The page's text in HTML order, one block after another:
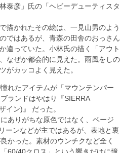
泰彦」氏の「ヘビーデューティスタ
描かれたその絵は、一見山男のよう
ではあるが、青森の田舎のおっさん
違っていた。小林氏の描く「アウト
なぜか都会的に見えた。雨風をしの
がカッコよく見えた。
れたアイテムが「マウンテンパー
ランドはやはり『SIERRA
イン)』 だった。
ありがちな原色ではなく、ベージ
ーンなどが主ではあるが、表地と裏
かった。素材のウンチクなど全く